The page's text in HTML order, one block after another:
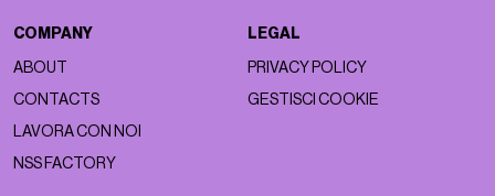
COMPANY
ABOUT
CONTACTS
LAVORA CON NOI
NSS FACTORY
LEGAL
PRIVACY POLICY
GESTISCI COOKIE